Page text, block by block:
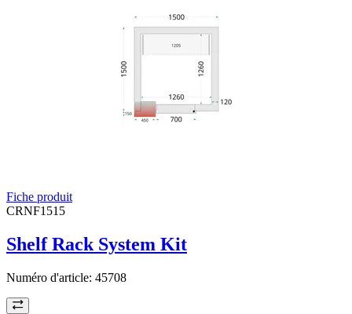
Fiche produit
CRNF1515
Shelf Rack System Kit
Numéro d'article: 45708